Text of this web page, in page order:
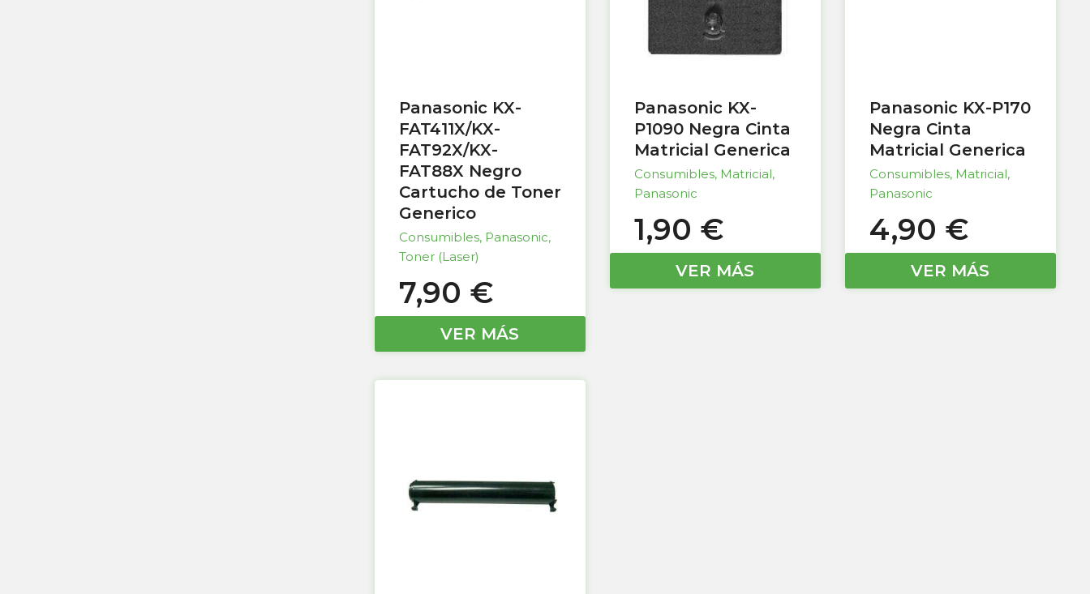
Panasonic KX-
FAT411X/KX-
FAT92X/KX-
FAT88X Negro
Cartucho de Toner
Generico
Consumibles, Panasonic,
Toner (Laser)
7,90 €
VER MÁS
Panasonic KX-
P1090 Negra Cinta
Matricial Generica
Consumibles, Matricial,
Panasonic
1,90 €
VER MÁS
Panasonic KX-P170
Negra Cinta
Matricial Generica
Consumibles, Matricial,
Panasonic
4,90 €
VER MÁS